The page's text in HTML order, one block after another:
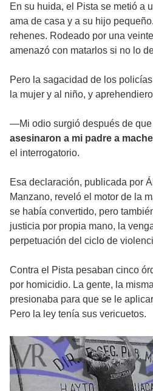
En su huida, el Pista se metió a
ama de casa y a su hijo
rehenes. Rodeado por una
amenazó con matarlos si no lo
Pero la sagacidad de los
la mujer y al niño, y
—Mi odio surgió después de que
asesinaron a mi padre a
el interrogatorio.
Esa declaración, publicada por
Manzano, reveló el motor de la
se había convertido, pero
justicia por propia mano, la
perpetuación del ciclo de
Contra el Pista pesaban cinco
por homicidio. La gente, la
presionaba para que se le
Pero la ley tenía sus vericuetos.